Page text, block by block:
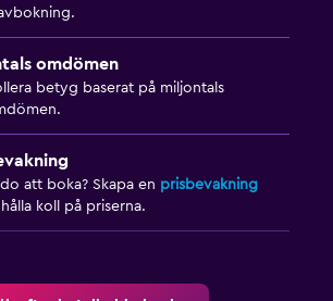
omdömen
betyg baserat på miljontals
att boka? Skapa en prisbevakning
koll på priserna.